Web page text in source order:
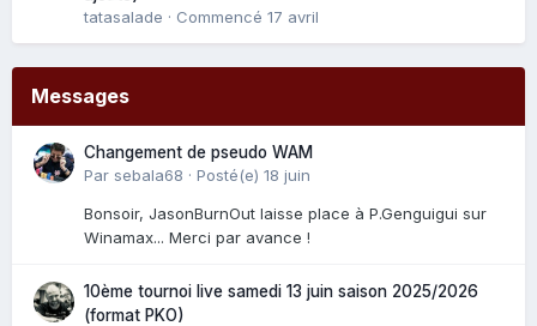
tatasalade · Commencé 17 avril
Messages
Changement de pseudo WAM
Par sebala68 · Posté(e) 18 juin
Bonsoir, JasonBurnOut laisse place à P.Genguigui sur
Winamax... Merci par avance !
10ème tournoi live samedi 13 juin saison 2025/2026
(format PKO)